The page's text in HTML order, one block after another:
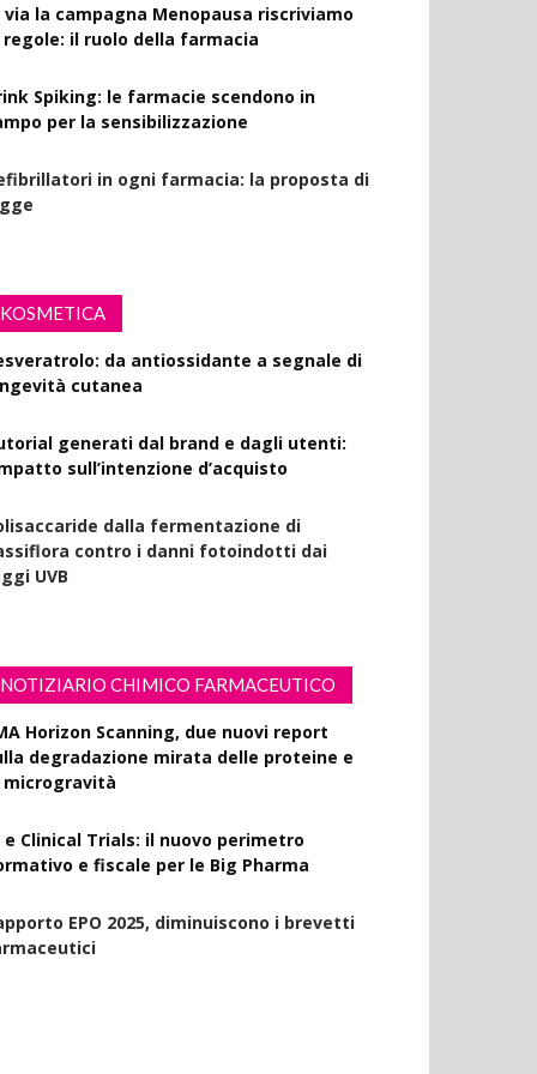
via la campagna Menopausa riscriviamo
regole: il ruolo della farmacia
Spiking: le farmacie scendono in
per la sensibilizzazione
in ogni farmacia: la proposta di
KOSMETICA
da antiossidante a segnale di
cutanea
generati dal brand e dagli utenti:
sull’intenzione d’acquisto
dalla fermentazione di
contro i danni fotoindotti dai
UVB
NOTIZIARIO CHIMICO FARMACEUTICO
Horizon Scanning, due nuovi report
degradazione mirata delle proteine e
microgravità
e Clinical Trials: il nuovo perimetro
e fiscale per le Big Pharma
EPO 2025, diminuiscono i brevetti